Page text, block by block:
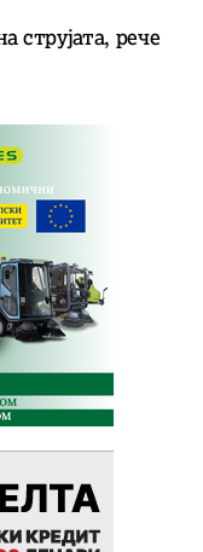
струјата, рече